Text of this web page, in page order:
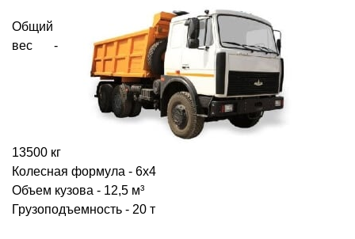
Общий
вес -
13500 кг
Колесная формула - 6х4
Объем кузова - 12,5 м³
Грузоподъемность - 20 т